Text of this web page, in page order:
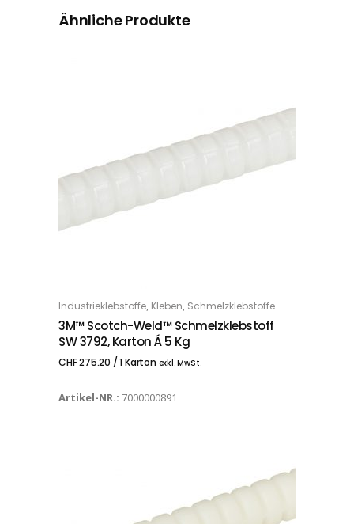
Ähnliche Produkte
IN DEN WARENKORB
Industrieklebstoffe, Kleben, Schmelzklebstoffe
3M™ Scotch-Weld™ Schmelzklebstoff
SW 3792, Karton Á 5 Kg
CHF275.20 / 1 Karton exkl. MwSt.
Artikel-NR.: 7000000891